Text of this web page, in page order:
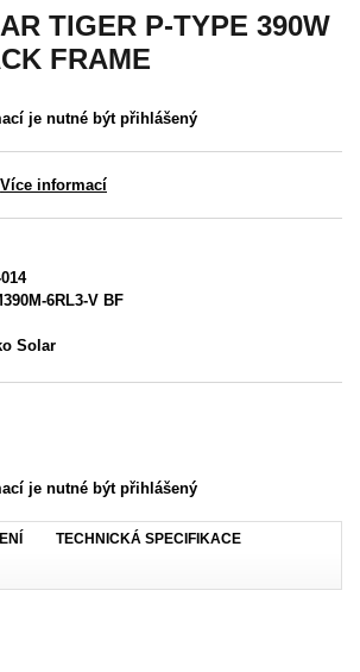
TIGER P-TYPE 390W
FRAME
je nutné být přihlášený
Více informací
6RL3-V BF
Solar
je nutné být přihlášený
TECHNICKÁ SPECIFIKACE